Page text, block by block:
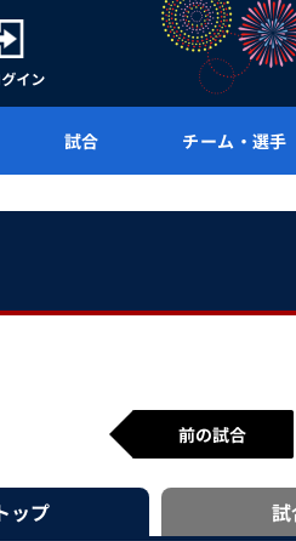
試合 チーム・選手
前の試合
ップ 試